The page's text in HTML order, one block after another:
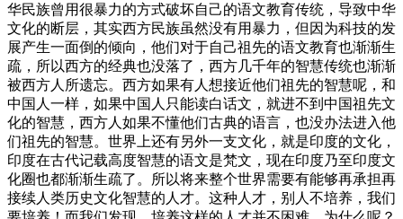
华民族曾用很暴力的方式破坏自己的语文教育传统，导致中华
文化的断层，其实西方民族虽然没有用暴力，但因为科技的发
展产生一面倒的倾向，他们对于自己祖先的语文教育也渐渐生
疏，所以西方的经典也没落了，西方几千年的智慧传统也渐渐
被西方人所遗忘。西方如果有人想接近他们祖先的智慧呢，和
中国人一样，如果中国人只能读白话文，就进不到中国祖先文
化的智慧，西方人如果不懂他们古典的语言，也没办法进入他
们祖先的智慧。世界上还有另外一支文化，就是印度的文化，
印度在古代记载高度智慧的语文是梵文，现在印度乃至印度文
化圈也都渐渐生疏了。所以将来整个世界需要有能够再承担再
接续人类历史文化智慧的人才。这种人才，别人不培养，我们